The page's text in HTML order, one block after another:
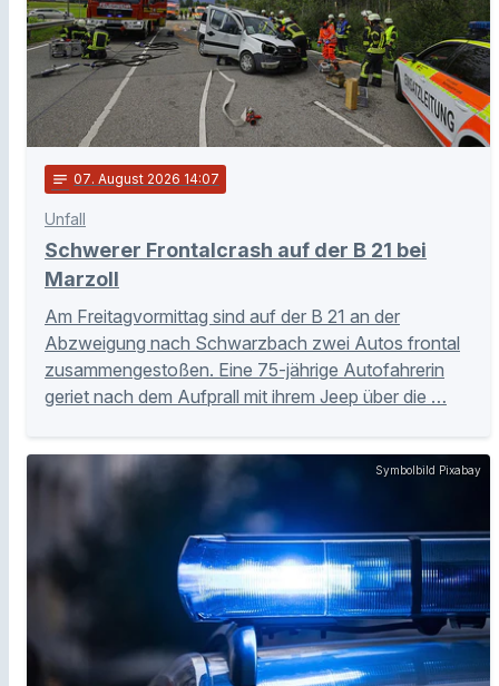
notes 07. August 2026 14:07
Unfall
Schwerer Frontalcrash auf der B 21 bei
Marzoll
Am Freitagvormittag sind auf der B 21 an der
Abzweigung nach Schwarzbach zwei Autos frontal
zusammengestoßen. Eine 75-jährige Autofahrerin
geriet nach dem Aufprall mit ihrem Jeep über die …
Symbolbild Pixabay